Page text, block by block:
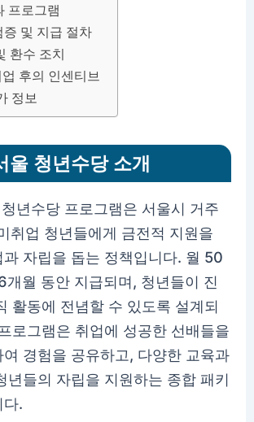
프로그램
증 및 지급 절차
환수 조치
후의 인센티브
정보
청년수당 소개
년수당 프로그램은 서울시 거주
취업 청년들에게 금전적 지원을
자립을 돕는 정책입니다. 월 50
개월 동안 지급되며, 청년들이 진
활동에 전념할 수 있도록 설계되
로그램은 취업에 성공한 선배들을
경험을 공유하고, 다양한 교육과
년들의 자립을 지원하는 종합 패키
다.